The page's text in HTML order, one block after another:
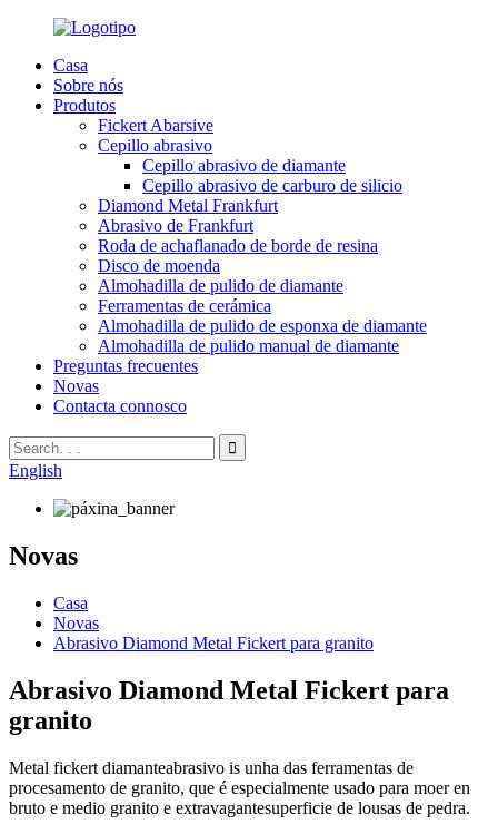
Casa
Sobre nós
Produtos
Fickert Abarsive
Cepillo abrasivo
Cepillo abrasivo de diamante
Cepillo abrasivo de carburo de silicio
Diamond Metal Frankfurt
Abrasivo de Frankfurt
Roda de achaflanado de borde de resina
Disco de moenda
Almohadilla de pulido de diamante
Ferramentas de cerámica
Almohadilla de pulido de esponxa de diamante
Almohadilla de pulido manual de diamante
Preguntas frecuentes
Novas
Contacta connosco
English
Novas
Casa
Novas
Abrasivo Diamond Metal Fickert para granito
Abrasivo Diamond Metal Fickert para
granito
Metal fickert diamanteabrasivo is unha das ferramentas de
procesamento de granito, que é especialmente usado para moer en
bruto e medio granito e extravagantesuperficie de lousas de pedra.